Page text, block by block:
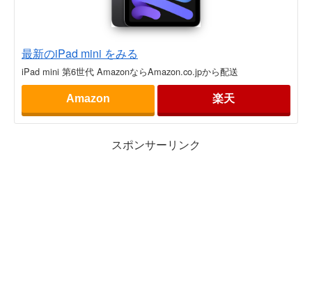
最新のiPad mini をみる
iPad mini 第6世代 AmazonならAmazon.co.jpから配送
Amazon 楽天
スポンサーリンク